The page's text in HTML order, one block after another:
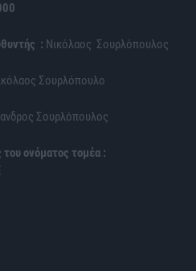
: Νικόλαος Σουρλόπουλος
Σουρλόπουλο
Σουρλόπουλος
του ονόματος τομέα :